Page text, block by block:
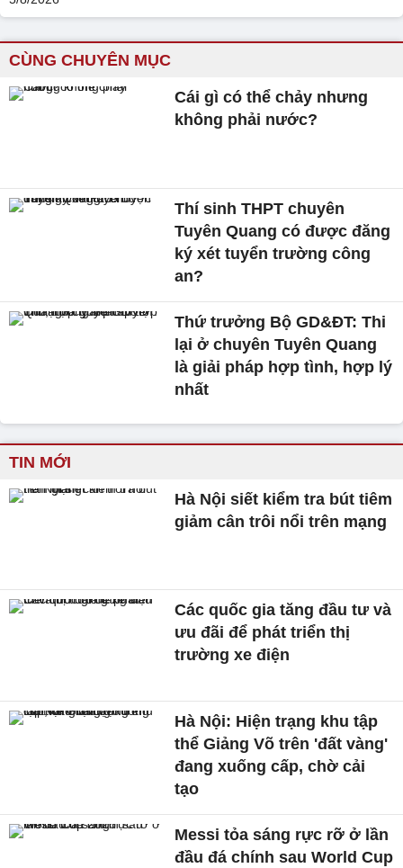
CÙNG CHUYÊN MỤC
Cái gì có thể chảy nhưng
không phải nước?
Thí sinh THPT chuyên
Tuyên Quang có được đăng
ký xét tuyển trường công
an?
Thứ trưởng Bộ GD&ĐT: Thi
lại ở chuyên Tuyên Quang
là giải pháp hợp tình, hợp lý
nhất
TIN MỚI
Hà Nội siết kiểm tra bút tiêm
giảm cân trôi nổi trên mạng
Các quốc gia tăng đầu tư và
ưu đãi để phát triển thị
trường xe điện
Hà Nội: Hiện trạng khu tập
thể Giảng Võ trên 'đất vàng'
đang xuống cấp, chờ cải
tạo
Messi tỏa sáng rực rỡ ở lần
đầu đá chính sau World Cup